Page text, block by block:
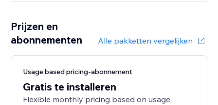
Prijzen en
abonnementen
Alle pakketten vergelijken
Usage based pricing-abonnement
Gratis te installeren
Flexible monthly pricing based on usage